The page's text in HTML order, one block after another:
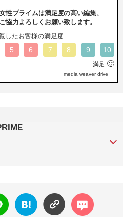
性プライムは満足度の高い編集、
協力よろしくお願い致します。
したお客様の満足度
5 6 7 8 9 10
満足 🙂
media weaver drive
と生活社が運営する日本のニュ
、女性週刊誌『週刊女性』の誌
ンターネット利用者層にとって
はてな
ブック
コメン
ト